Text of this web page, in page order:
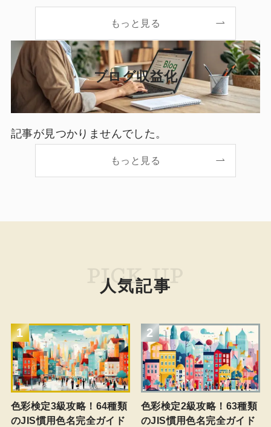
もっと見る
ブログ収益化
記事が見つかりませんでした。
もっと見る
PICK UP
人気記事
1
色彩検定3級攻略！64種類
のJIS慣用色名完全ガイド
2
色彩検定2級攻略！63種類
のJIS慣用色名完全ガイド